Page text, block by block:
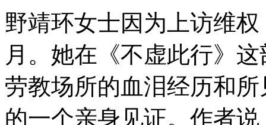
野靖环女士因为上访维
月。她在《不虚此行》
劳教场所的血泪经历和
的一个亲身见证。作者